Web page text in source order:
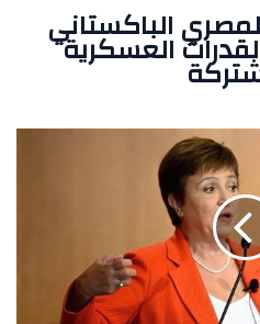
الباكستاني
القدرات العسكرية